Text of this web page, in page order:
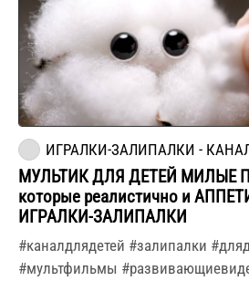
ИГРАЛКИ-ЗАЛИПАЛКИ -
МУЛЬТИК ДЛЯ ДЕТЕЙ МИЛЫЕ
которые реалистично и
ИГРАЛКИ-ЗАЛИПАЛКИ
#каналдлядетей #залипалки
#мультфильмы